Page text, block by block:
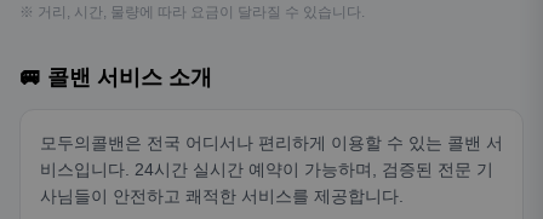
※ 거리, 시간, 물량에 따라 요금이 달라질 수 있습니다.
🚐 콜밴 서비스 소개
모두의콜밴은 전국 어디서나 편리하게 이용할 수 있는 콜밴 서
비스입니다. 24시간 실시간 예약이 가능하며, 검증된 전문 기
사님들이 안전하고 쾌적한 서비스를 제공합니다.